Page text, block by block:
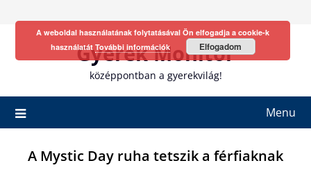
Gyerek Monitor
középpontban a gyerekvilág!
Menu
A Mystic Day ruha tetszik a férfiaknak
A weboldal használatának folytatásával Ön elfogadja a cookie-k
használatát További információk Elfogadom